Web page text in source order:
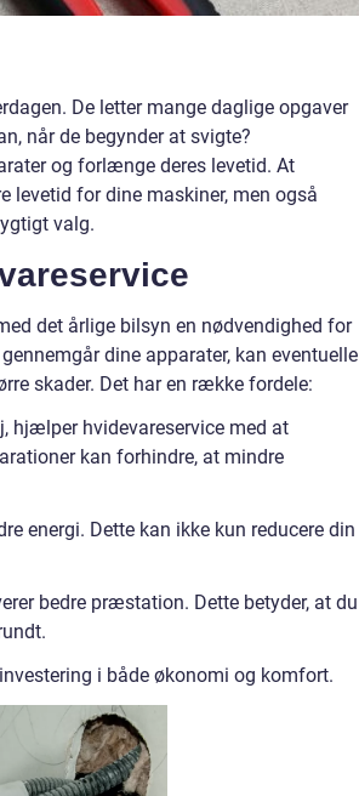
De letter mange daglige opgaver
når de begynder at svigte?
og forlænge deres levetid. At
levetid for dine maskiner, men også
valg.
det årlige bilsyn en nødvendighed for
dine apparater, kan eventuelle
skader. Det har en række fordele:
hjælper hvidevareservice med at
kan forhindre, at mindre
energi. Dette kan ikke kun reducere din
bedre præstation. Dette betyder, at du
i både økonomi og komfort.